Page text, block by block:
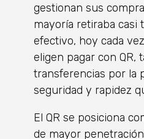
gestionan sus
mayoría retiraba casi
efectivo, hoy cada
eligen pagar con QR,
transferencias por la
seguridad y rapidez
El QR se posiciona
de mayor